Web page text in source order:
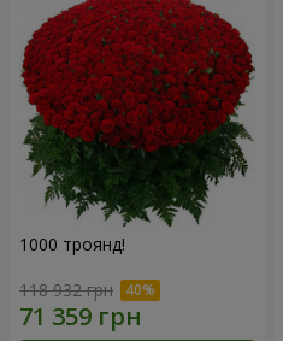
1000 троянд!
118 932 грн